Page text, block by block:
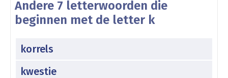
Andere 7 letterwoorden die
beginnen met de letter k
korrels
kwestie